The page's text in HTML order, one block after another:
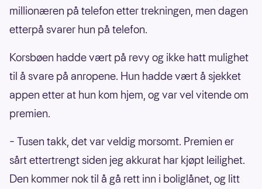
millionæren på telefon etter trekningen, men dagen
etterpå svarer hun på telefon.
Korsbøen hadde vært på revy og ikke hatt mulighet
til å svare på anropene. Hun hadde vært å sjekket
appen etter at hun kom hjem, og var vel vitende om
premien.
– Tusen takk, det var veldig morsomt. Premien er
sårt ettertrengt siden jeg akkurat har kjøpt leilighet.
Den kommer nok til å gå rett inn i boliglånet, og litt